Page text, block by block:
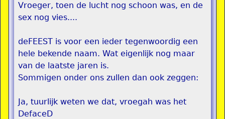
Vroeger, toen de lucht nog schoon was, en de
sex nog vies....
deFEEST is voor een ieder tegenwoordig een
hele bekende naam. Wat eigenlijk nog maar
van de laatste jaren is.
Sommigen onder ons zullen dan ook zeggen:
Ja, tuurlijk weten we dat, vroegah was het
DefaceD